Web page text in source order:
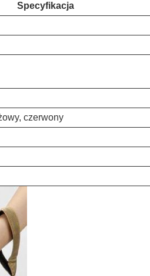
Specyfikacja
czerwony